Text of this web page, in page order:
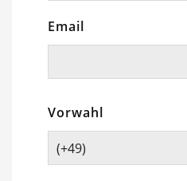
Email
Vorwahl
(+49)